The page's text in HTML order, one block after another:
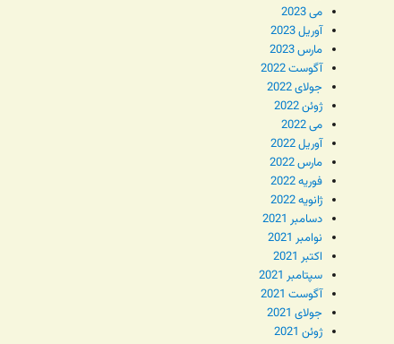
می 2023
آوریل 2023
مارس 2023
آگوست 2022
جولای 2022
ژوئن 2022
می 2022
آوریل 2022
مارس 2022
فوریه 2022
ژانویه 2022
دسامبر 2021
نوامبر 2021
اکتبر 2021
سپتامبر 2021
آگوست 2021
جولای 2021
ژوئن 2021